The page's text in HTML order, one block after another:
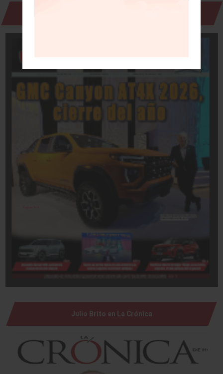
Julio Brito en La Crónica